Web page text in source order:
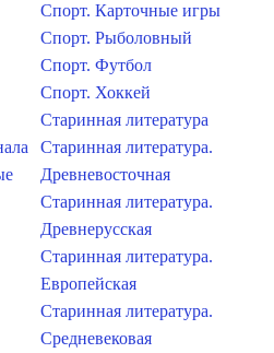
Спорт. Карточные игры
Спорт. Рыболовный
Спорт. Футбол
Спорт. Хоккей
Старинная литература
Старинная литература.
Древневосточная
Старинная литература.
Древнерусская
Старинная литература.
Европейская
Старинная литература.
Средневековая